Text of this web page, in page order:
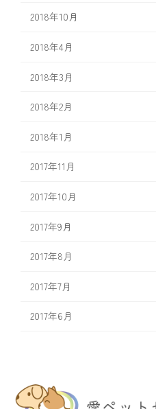
2018年10月
2018年4月
2018年3月
2018年2月
2018年1月
2017年11月
2017年10月
2017年9月
2017年8月
2017年7月
2017年6月